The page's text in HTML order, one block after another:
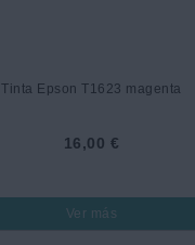
Tinta Epson T1623 magenta
16,00 €
Ver más